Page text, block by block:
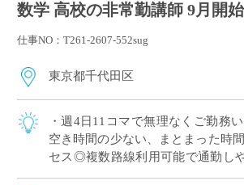
数学 高校の非常勤講師 9月開始
仕事NO：T261-2607-552sug
東京都千代田区
・週4日11コマで無理なくご勤務
空き時間の少ない、まとまった時
セス◎複数路線利用可能で通勤し